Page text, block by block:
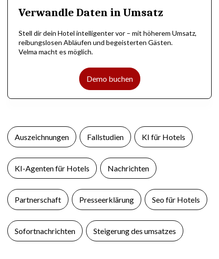
Verwandle Daten in Umsatz
Stell dir dein Hotel intelligenter vor – mit höherem Umsatz,
reibungslosen Abläufen und begeisterten Gästen.
Velma macht es möglich.
Demo buchen
Auszeichnungen Fallstudien KI für Hotels
KI-Agenten für Hotels Nachrichten
Partnerschaft Presseerklärung Seo für Hotels
Sofortnachrichten Steigerung des umsatzes